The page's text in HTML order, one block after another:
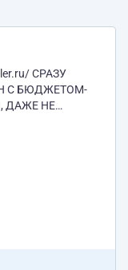
СРАЗУ
С БЮДЖЕТОМ-
ДАЖЕ НЕ